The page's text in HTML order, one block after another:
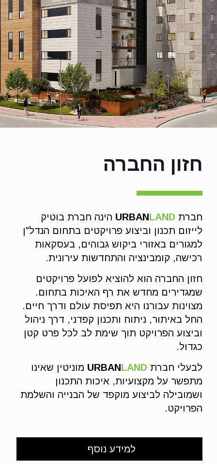
חזון החברה
חברת URBANLAND
הינה חברת בוטיק
לייזום תכנון וביצוע פרויקטים בתחום הנדל"ן
למגורים באזורי ביקוש גבוהים, בעסקאות
רכישה, קומבינציה והתחדשות עירונית.
חזון החברה הוא להוציא לפועל פרויקטים
שמגדירים מחדש את רף האיכות בתחום.
מצוינות עבורנו היא תפיסת עולם ודרך חיים.
החל באיתור, ניתוח ותכנון קפדני, דרך ניהול
וביצוע הפרויקט תוך שימת לב לכל פרט קטן
כגדול.
לבעלי חברת
URBANLAND
מוניטין שאינו
מתפשר על מקצועיות, איכות התכנון
ושמובילה לביצוע מוקפד של הבנייה והשלמת
הפרויקט.
למידע נוסף